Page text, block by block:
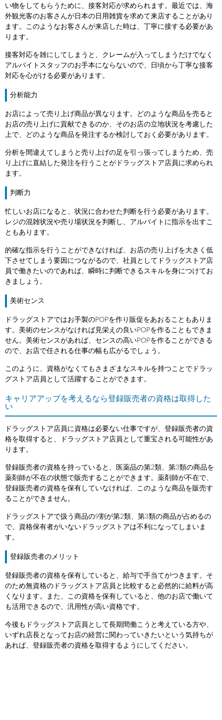
い物をしてもらうために、接客対応が求められます。最近では、海
外観光客のお客さんが日本の日用雑貨を求めて来店することがあり
ます。このようなお客さんが来店した時は、丁寧に接する必要があ
ります。
接客対応を雑にしてしまうと、クレームが入ってしまうだけでなく
アルバイトスタッフのお手本にならないので、日頃から丁寧な接客
対応を心がける必要があります。
分析能力
お店によって売り上げ商品が異なります。どのような商品を売ると
お店の売り上げに貢献できるのか、そのお店の立地状況を考慮した
上で、どのような商品を発注するか検討しておく必要があります。
分析を間違えてしまうと売り上げの足を引っ張ってしまうため、売
り上げに直結した発注を行うことがドラッグストア店員に求められ
ます。
判断力
忙しいお店になると、状況に合わせた判断を行う必要があります。
レジの混雑状況や売り場状況を判断し、アルバイトに指示を出すこ
ともあります。
的確な指示を行うことができなければ、お店の売り上げを大きく低
下させてしまう要因につながるので、社員としてドラッグストア店
員で働きたいのであれば、瞬時に判断できるスキルを身につけてお
きましょう。
美術センス
ドラッグストアではお手製のPOPを作り販促をあおることもありま
す。美術のセンスがなければ見栄えの良いPOPを作ることもできま
せん。美術センスがあれば、センスの高いPOPを作ることができる
ので、お店で任される仕事の幅も広がるでしょう。
このように、資格がなくてもさまざまなスキルを持つことでドラッ
グストア店員として活躍することができます。
キャリアアップを考えるなら登録販売者の資格は取得した
い
ドラッグストア店員に資格は必要ない仕事ですが、登録販売者の資
格を取得すると、ドラッグストア店員として重宝される可能性があ
ります。
登録販売者の資格を持っていると、医薬品の第2類、第3類の商品を
薬剤師が不在の状態で販売することができます。薬剤師が不在で、
登録販売者の資格を保有していなければ、このような商品を販売す
ることができません。
ドラッグストアで扱う商品の9割が第2類、第3類の商品が占めるの
で、資格保有者がいないドラッグストアは不利になってしまいま
す。
登録販売者のメリット
登録販売者の資格を保有していると、給与で手当てがつきます。そ
のため無資格のドラッグストア店員と比較すると必然的に給料が高
くなります。また、この資格を保有していると、他のお店で働いて
も活用できるので、汎用性が高い資格です。
今後もドラッグストア店員として長期間働こうと考えている方や、
いずれ店長となってお店の経営に関わっていきたいという気持ちが
あれば、登録販売者の資格を取得するようにしてください。